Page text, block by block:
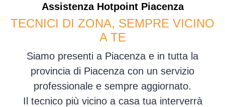
Assistenza HotpointPiacenza
TECNICI DI ZONA, SEMPRE VICINO
A TE
Siamo presenti a Piacenza e in tutta la
provincia di Piacenza con un servizio
professionale e sempre aggiornato.
Il tecnico più vicino a casa tua interverrà